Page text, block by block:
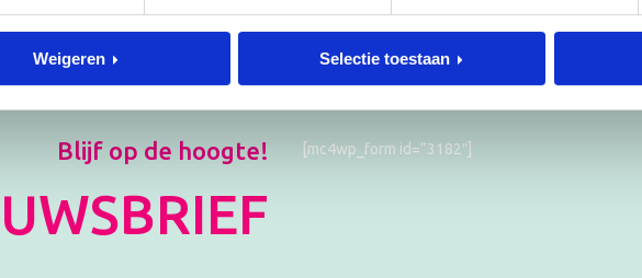
Weigeren Selectie toestaan
Blijf op de hoogte! [mc4wp_form id=”3182″]